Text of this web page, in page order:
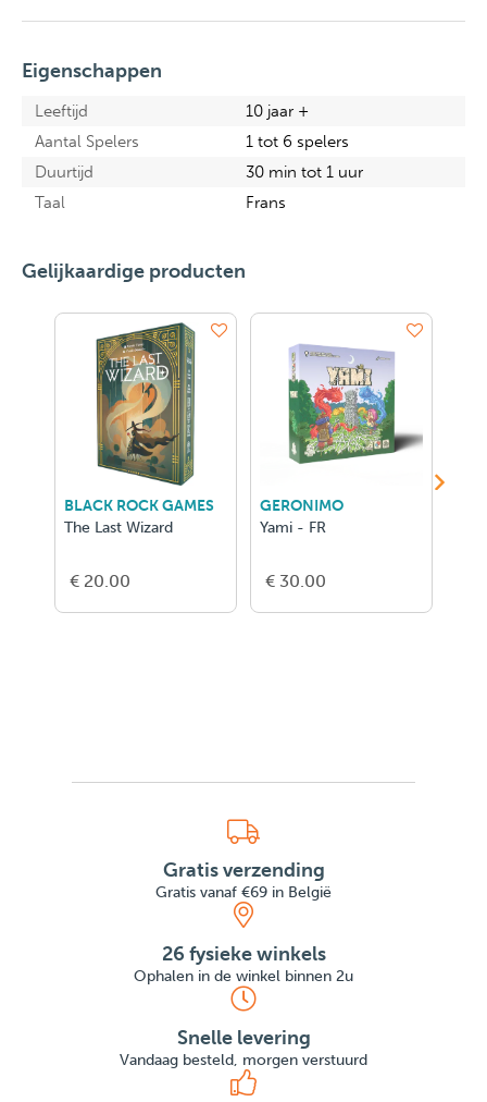
Eigenschappen
Leeftijd
10 jaar +
Aantal Spelers
1 tot 6 spelers
Duurtijd
30 min tot 1 uur
Taal
Frans
Gelijkaardige producten
BLACK ROCK GAMES
The Last Wizard
€ 20.00
GERONIMO
Yami - FR
€ 30.00
Gratis verzending
Gratis vanaf €69 in België
26 fysieke winkels
Ophalen in de winkel binnen 2u
Snelle levering
Vandaag besteld, morgen verstuurd